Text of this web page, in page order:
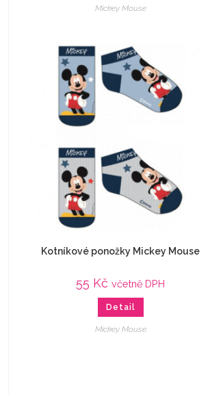
Mickey Mouse
Kotníkové ponožky Mickey Mouse
55 Kč včetně DPH
Detail
Mickey Mouse